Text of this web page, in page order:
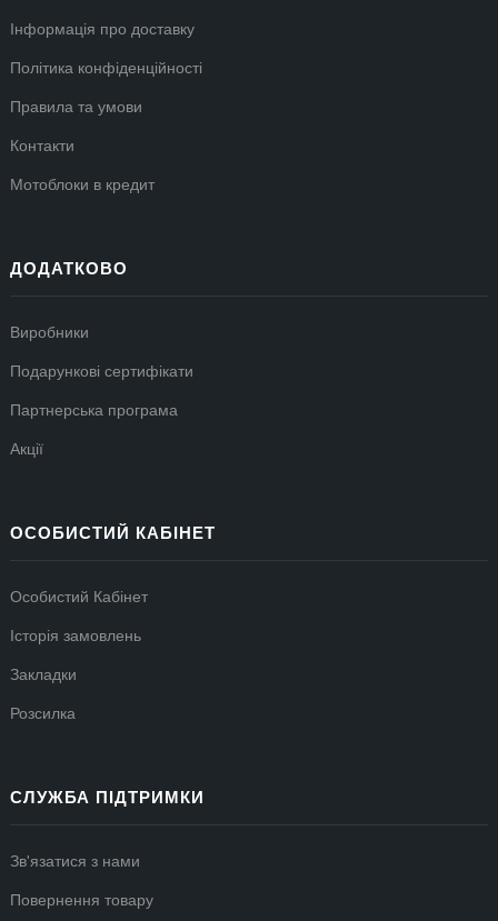
Інформація про доставку
Політика конфіденційності
Правила та умови
Контакти
Мотоблоки в кредит
ДОДАТКОВО
Виробники
Подарункові сертифікати
Партнерська програма
Акції
ОСОБИСТИЙ КАБІНЕТ
Особистий Кабінет
Історія замовлень
Закладки
Розсилка
СЛУЖБА ПІДТРИМКИ
Зв'язатися з нами
Повернення товару